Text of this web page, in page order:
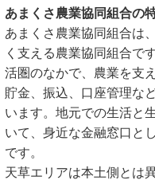
あまくさ農業協同組合の
あまくさ農業協同組合は
く支える農業協同組合で
活圏のなかで、農業を支
貯金、振込、口座管理な
います。地元での生活と
いて、身近な金融窓口と
です。
天草エリアは本土側とは